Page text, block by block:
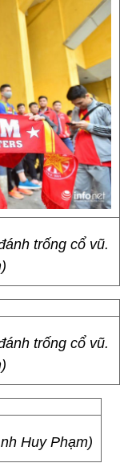
trống cổ vũ.
trống cổ vũ.
Huy Phạm)